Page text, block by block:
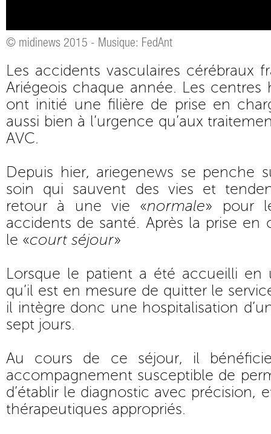
© midinews 2015 - Musique: FedAnt
Les accidents vasculaires cérébraux
Ariégeois chaque année. Les centres
ont initié une filière de prise en
aussi bien à l’urgence qu’aux
AVC.
Depuis hier, ariegenews se penche
soin qui sauvent des vies et
retour à une vie «normale» pour
accidents de santé. Après la prise en
le «court séjour»
Lorsque le patient a été accueilli en
qu’il est en mesure de quitter le
il intègre donc une hospitalisation
sept jours.
Au cours de ce séjour, il
accompagnement susceptible de
d’établir le diagnostic avec précision,
thérapeutiques appropriés.